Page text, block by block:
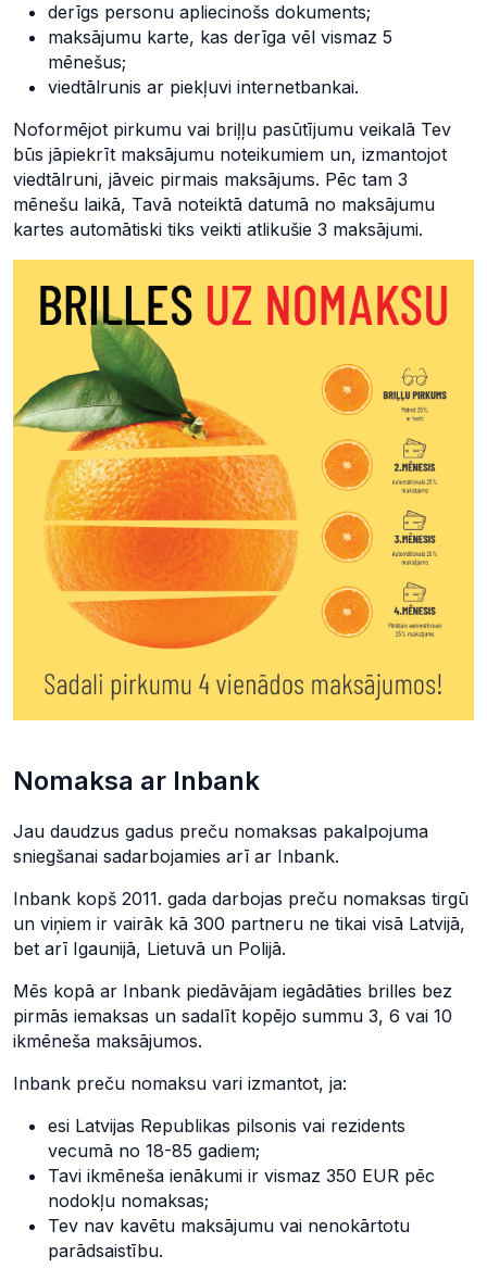
derīgs personu apliecinošs dokuments;
maksājumu karte, kas derīga vēl vismaz 5
mēnešus;
viedtālrunis ar piekļuvi internetbankai.
Noformējot pirkumu vai briļļu pasūtījumu veikalā Tev
būs jāpiekrīt maksājumu noteikumiem un, izmantojot
viedtālruni, jāveic pirmais maksājums. Pēc tam 3
mēnešu laikā, Tavā noteiktā datumā no maksājumu
kartes automātiski tiks veikti atlikušie 3 maksājumi.
Nomaksa ar Inbank
Jau daudzus gadus preču nomaksas pakalpojuma
sniegšanai sadarbojamies arī ar Inbank.
Inbank kopš 2011. gada darbojas preču nomaksas tirgū
un viņiem ir vairāk kā 300 partneru ne tikai visā Latvijā,
bet arī Igaunijā, Lietuvā un Polijā.
Mēs kopā ar Inbank piedāvājam iegādāties brilles bez
pirmās iemaksas un sadalīt kopējo summu 3, 6 vai 10
ikmēneša maksājumos.
Inbank preču nomaksu vari izmantot, ja:
esi Latvijas Republikas pilsonis vai rezidents
vecumā no 18-85 gadiem;
Tavi ikmēneša ienākumi ir vismaz 350 EUR pēc
nodokļu nomaksas;
Tev nav kavētu maksājumu vai nenokārtotu
parādsaistību.